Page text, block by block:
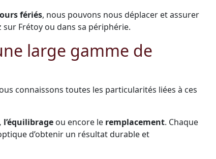
fériés, nous pouvons nous déplacer et assurer
Frétoy ou dans sa périphérie.
large gamme de
connaissons toutes les particularités liées à ces
ou encore le remplacement. Chaque
d’obtenir un résultat durable et